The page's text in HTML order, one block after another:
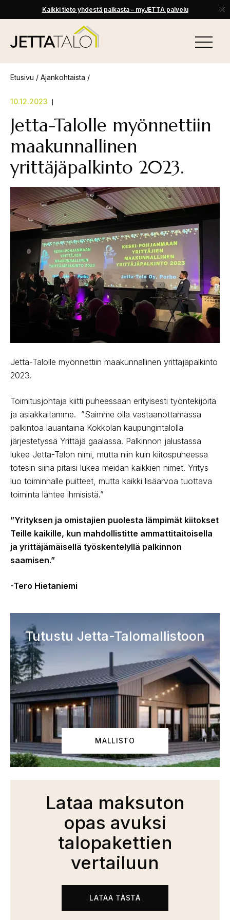
Kaikki tieto yhdestä paikasta – myJETTA palvelu
content
VALIKKO
Etusivu / Ajankohtaista /
10.12.2023
Jetta-Talolle myönnettiin
maakunnallinen
yrittäjäpalkinto 2023.
Jetta-Talolle myönnettiin maakunnallinen yrittäjäpalkinto
2023.
Toimitusjohtaja kiitti puheessaan erityisesti työntekijöitä
ja asiakkaitamme. ”Saimme olla vastaanottamassa
palkintoa lauantaina Kokkolan kaupungintalolla
järjestetyssä Yrittäjä gaalassa. Palkinnon jalustassa
lukee Jetta-Talon nimi, mutta niin kuin kiitospuheessa
totesin siinä pitäisi lukea meidän kaikkien nimet. Yritys
luo toiminnalle puitteet, mutta kaikki lisäarvoa tuottava
toiminta lähtee ihmisistä.”
”Yrityksen ja omistajien puolesta lämpimät kiitokset
Teille kaikille, kun mahdollistitte ammattitaitoisella
ja yrittäjämäisellä työskentelyllä palkinnon
saamisen.”
-Tero Hietaniemi
Tutustu Jetta-Talomallistoon
MALLISTO
Lataa maksuton
opas avuksi
talopakettien
vertailuun
LATAA TÄSTÄ